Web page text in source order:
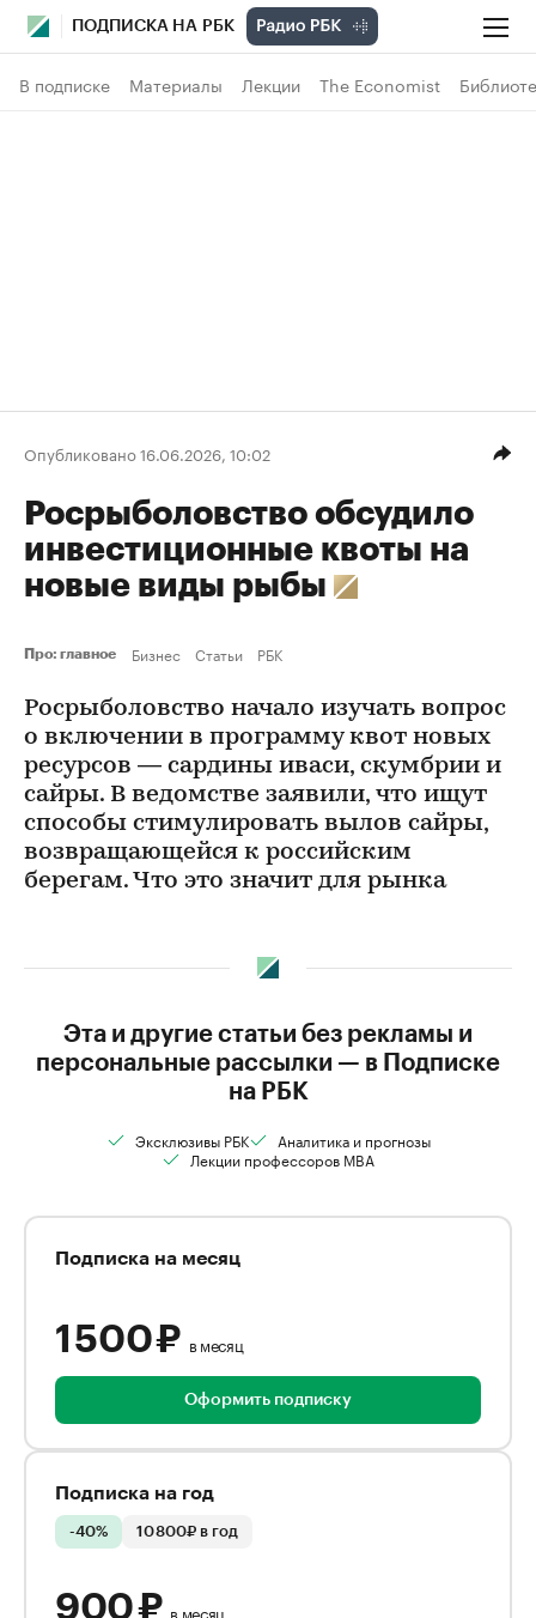
ПОДПИСКА НА РБК
В подписке Материалы Лекции The Economist
Опубликовано 16.06.2026, 10:02
Росрыболовство обсудило
инвестиционные квоты на
новые виды рыбы
Про: главное Бизнес Статьи РБК
Росрыболовство начало изучать вопрос
о включении в программу квот новых
ресурсов — сардины иваси, скумбрии и
сайры. В ведомстве заявили, что ищут
способы стимулировать вылов сайры,
возвращающейся к российским
берегам. Что это значит для рынка
Эта и другие статьи без рекламы и
персональные рассылки — в Подписке
на РБК
Эксклюзивы РБК
Аналитика и прогнозы
Лекции профессоров MBA
Подписка на месяц
1 500 ₽ в месяц
Оформить подписку
Подписка на год
-40% 10 800₽ в год
900 ₽ в месяц